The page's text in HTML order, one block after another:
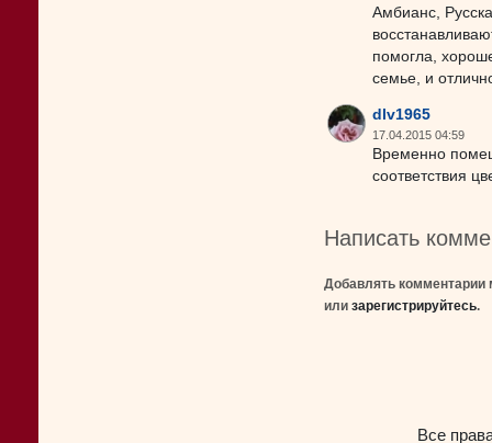
Амбианс,
помогла,
семье, и
dlv1965
17.04.2015 04:59
Временно
соответствия
Написать
Добавлять комментарии
или зарегистрируйтесь.
Все